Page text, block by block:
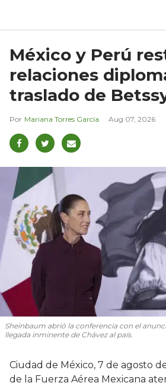
México y Perú
relaciones
traslado de
Mariana Torres García Aug 07, 2026
Sheinbaum abrió la conferencia con el
llegada inminente de Chávez al país.
Ciudad de México, 7 de agosto
de la Fuerza Aérea Mexicana